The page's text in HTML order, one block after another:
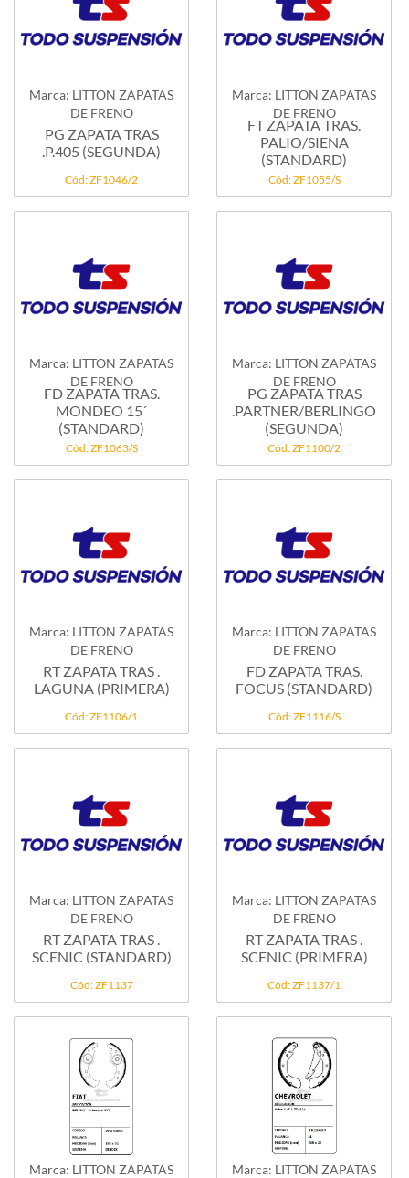
Marca: LITTON ZAPATAS
DE FRENO
PG ZAPATA TRAS
.P.405 (SEGUNDA)
Cód: ZF1046/2
Marca: LITTON ZAPATAS
DE FRENO
FT ZAPATA TRAS.
PALIO/SIENA
(STANDARD)
Cód: ZF1055/S
Marca: LITTON ZAPATAS
DE FRENO
FD ZAPATA TRAS.
MONDEO 15´
(STANDARD)
Cód: ZF1063/S
Marca: LITTON ZAPATAS
DE FRENO
PG ZAPATA TRAS
.PARTNER/BERLINGO
(SEGUNDA)
Cód: ZF1100/2
Marca: LITTON ZAPATAS
DE FRENO
RT ZAPATA TRAS .
LAGUNA (PRIMERA)
Cód: ZF1106/1
Marca: LITTON ZAPATAS
DE FRENO
FD ZAPATA TRAS.
FOCUS (STANDARD)
Cód: ZF1116/S
Marca: LITTON ZAPATAS
DE FRENO
RT ZAPATA TRAS .
SCENIC (STANDARD)
Cód: ZF1137
Marca: LITTON ZAPATAS
DE FRENO
RT ZAPATA TRAS .
SCENIC (PRIMERA)
Cód: ZF1137/1
Marca: LITTON ZAPATAS
Marca: LITTON ZAPATAS